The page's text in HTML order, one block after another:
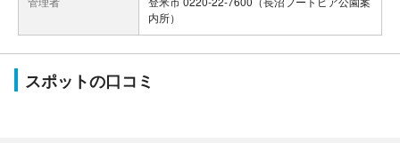
内所）
スポットの口コミ